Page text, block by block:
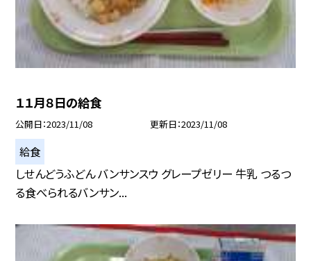
１１月８日の給食
公開日 2023/11/08 更新日 2023/11/08
給食
しせんどうふどん バンサンスウ グレープゼリー 牛乳 つるつ
る食べられるバンサン...